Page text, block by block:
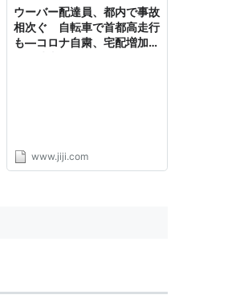
ウーバー配達員、都内で事故
相次ぐ 自転車で首都高走行
も―コロナ自粛、宅配増加
www.jiji.com